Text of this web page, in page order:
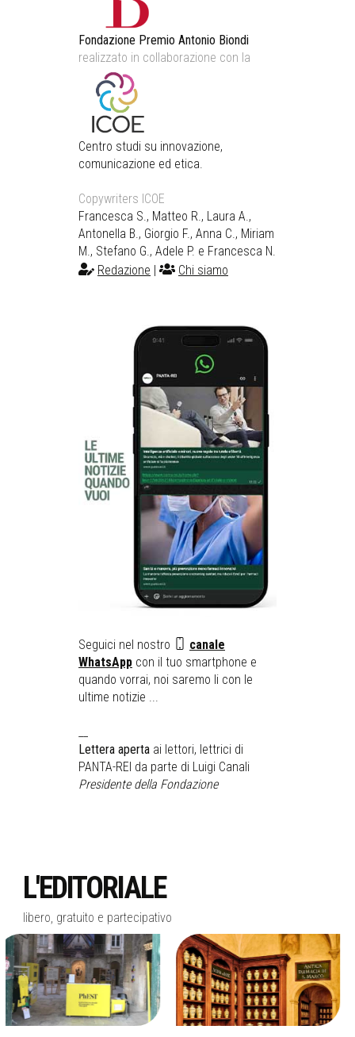
Fondazione Premio Antonio Biondi
realizzato in collaborazione con la
Centro studi su innovazione,
comunicazione ed etica.
Copywriters ICOE
Francesca S., Matteo R., Laura A.,
Antonella B., Giorgio F., Anna C., Miriam
M., Stefano G., Adele P. e Francesca N.
Redazione | Chi siamo
Seguici nel nostro
canale
WhatsApp con il tuo smartphone e
quando vorrai, noi saremo li con le
ultime notizie ...
Lettera aperta ai lettori, lettrici di
PANTA-REI da parte di Luigi Canali
Presidente della Fondazione
L'EDITORIALE
libero, gratuito e partecipativo